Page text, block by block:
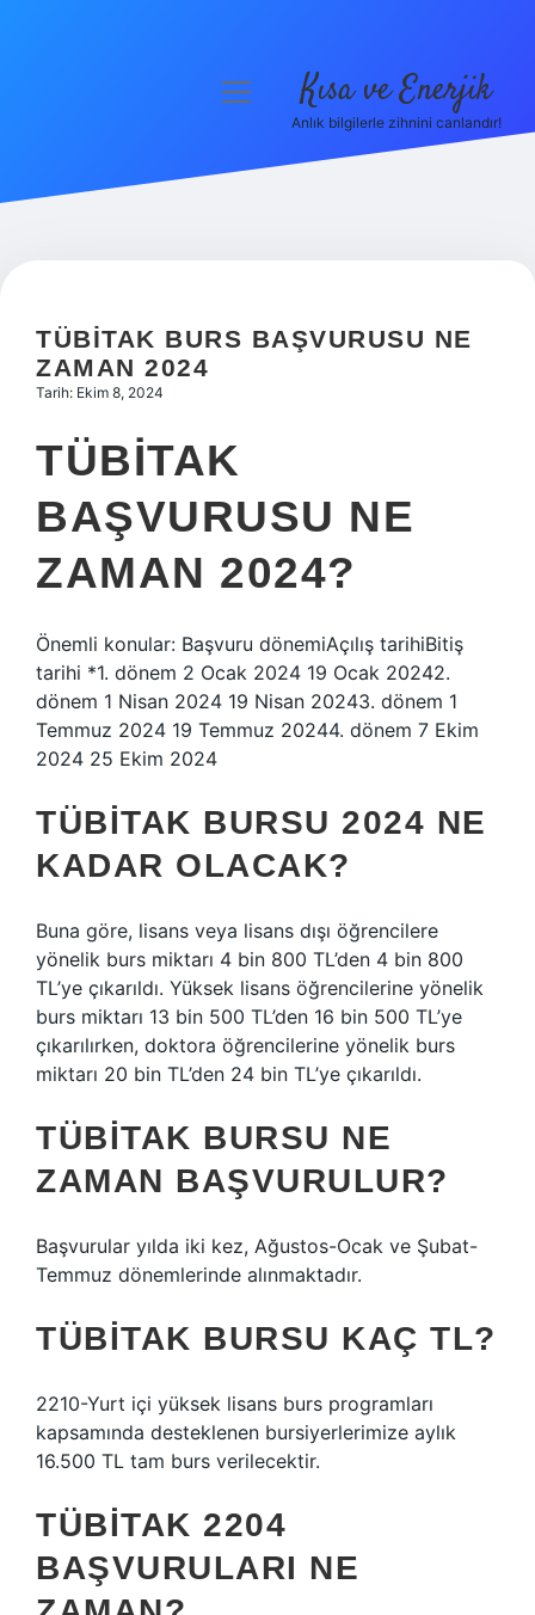
Hakkımızda
menüyü
Kısa ve Enerjik
Anlık bilgilerle zihnini canlandır!
TÜBITAK BURS BAŞVURUSU NE
ZAMAN 2024
Tarih: Ekim 8, 2024
TÜBİTAK
BAŞVURUSU NE
ZAMAN 2024?
Önemli konular: Başvuru dönemiAçılış tarihiBitiş
tarihi *1. dönem 2 Ocak 2024 19 Ocak 20242.
dönem 1 Nisan 2024 19 Nisan 20243. dönem 1
Temmuz 2024 19 Temmuz 20244. dönem 7 Ekim
2024 25 Ekim 2024
TÜBİTAK BURSU 2024 NE
KADAR OLACAK?
Buna göre, lisans veya lisans dışı öğrencilere
yönelik burs miktarı 4 bin 800 TL’den 4 bin 800
TL’ye çıkarıldı. Yüksek lisans öğrencilerine yönelik
burs miktarı 13 bin 500 TL’den 16 bin 500 TL’ye
çıkarılırken, doktora öğrencilerine yönelik burs
miktarı 20 bin TL’den 24 bin TL’ye çıkarıldı.
TÜBİTAK BURSU NE
ZAMAN BAŞVURULUR?
Başvurular yılda iki kez, Ağustos-Ocak ve Şubat-
Temmuz dönemlerinde alınmaktadır.
TÜBİTAK BURSU KAÇ TL?
2210-Yurt içi yüksek lisans burs programları
kapsamında desteklenen bursiyerlerimize aylık
16.500 TL tam burs verilecektir.
TÜBİTAK 2204
BAŞVURULARI NE